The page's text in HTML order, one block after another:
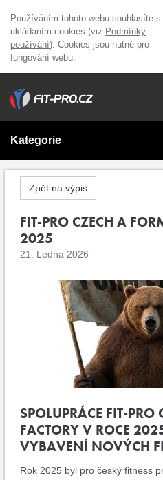
Používáním tohoto webu souhlasíte s
ukládáním cookies (viz Podmínky
používání). Cookies jsou nutné pro
fungování webu.
GDPR
O nás
Magazín
Přihlášení
Kategorie
AKCE
Doplňky stravy
OUTLET OBLEČENÍ
Zpět na výpis
FIT-PRO CZECH A
2025
21. Ledna 2026
SPOLUPRÁCE FIT-PRO
FACTORY V ROCE
VYBAVENÍ NOVÝCH
Rok 2025 byl pro český fitness